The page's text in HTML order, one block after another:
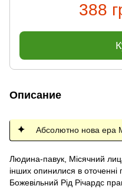
388
Описание
Абсолютно нова ера
Людина-павук, Місячний
інших опинилися в оточенні
Божевільний Рід Річардс